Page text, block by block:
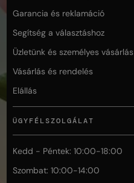
Garancia és reklamáció
Segítség a választáshoz
Üzletünk és személyes vásárlás
Vásárlás és rendelés
Elállás
ÜGYFÉLSZOLGÁLAT
Kedd - Péntek: 10:00-18:00
Szombat: 10:00-14:00